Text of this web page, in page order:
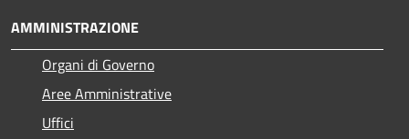
AMMINISTRAZIONE
Organi di Governo
Aree Amministrative
Uffici